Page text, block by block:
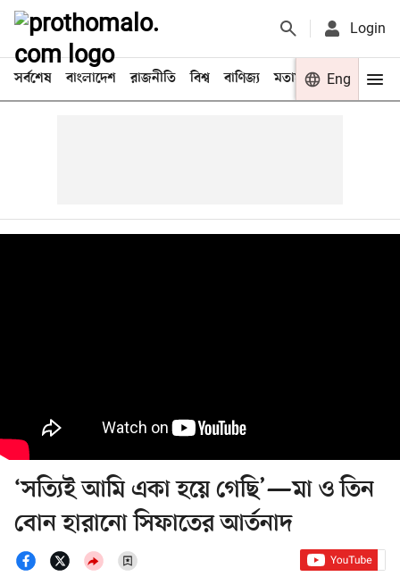
Login
সর্বশেষ বাংলাদেশ রাজনীতি বিশ্ব বাণিজ্য মতামত খেলা
Eng
‘সত্যিই আমি একা হয়ে গেছি’—মা ও তিন
বোন হারানো সিফাতের আর্তনাদ